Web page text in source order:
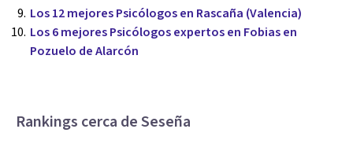
Los 12 mejores Psicólogos en Rascaña (Valencia)
Los 6 mejores Psicólogos expertos en Fobias en
Pozuelo de Alarcón
Rankings cerca de Seseña